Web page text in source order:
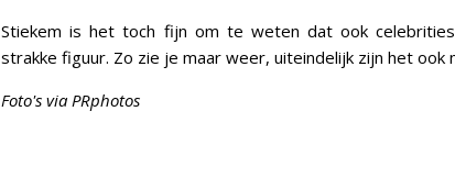
Stiekem is het toch fijn om te weten dat ook
strakke figuur. Zo zie je maar weer, uiteindelijk zijn het ook
Foto's via PRphotos